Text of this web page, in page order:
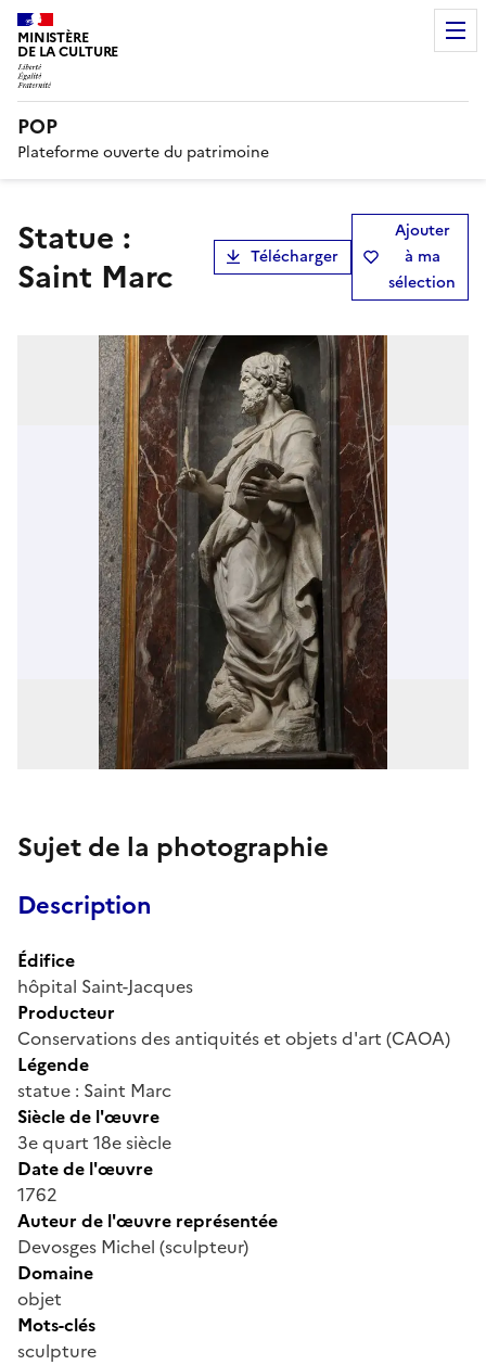
MINISTÈRE
DE LA CULTURE
POP
Plateforme ouverte du patrimoine
statue :
Saint Marc
Télécharger
Ajouter
à ma
sélection
Sujet de la photographie
Description
Édifice
hôpital Saint-Jacques
Producteur
Conservations des antiquités et objets d'art (CAOA)
Légende
statue : Saint Marc
Siècle de l'œuvre
3e quart 18e siècle
Date de l'œuvre
1762
Auteur de l'œuvre représentée
Devosges Michel (sculpteur)
Domaine
objet
Mots-clés
sculpture